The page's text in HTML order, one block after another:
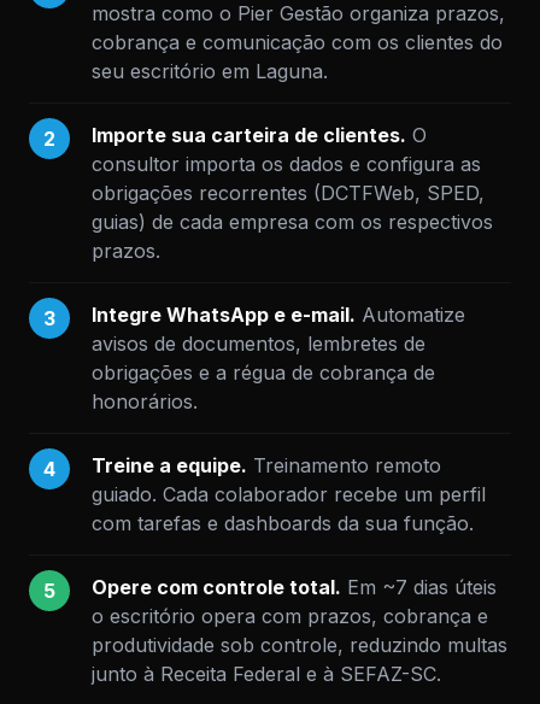
mostra como o Pier Gestão organiza prazos,
cobrança e comunicação com os clientes do
seu escritório em Laguna.
2 Importe sua carteira de clientes. O
consultor importa os dados e configura as
obrigações recorrentes (DCTFWeb, SPED,
guias) de cada empresa com os respectivos
prazos.
3 Integre WhatsApp e e-mail. Automatize
avisos de documentos, lembretes de
obrigações e a régua de cobrança de
honorários.
4 Treine a equipe. Treinamento remoto
guiado. Cada colaborador recebe um perfil
com tarefas e dashboards da sua função.
5 Opere com controle total. Em ~7 dias úteis
o escritório opera com prazos, cobrança e
produtividade sob controle, reduzindo multas
junto à Receita Federal e à SEFAZ-SC.